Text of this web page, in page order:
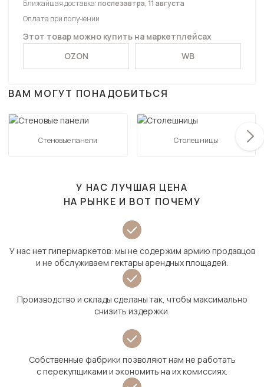
Ближайшая доставка:послезавтра, 11 августа
Оплата при получении
Этот товар можно купить на маркетплейсах
OZON
WB
ВАМ МОГУТ ПОНАДОБИТЬСЯ
Стеновые панели Столешницы
У НАС ЛУЧШАЯ ЦЕНА
НА РЫНКЕ И ВОТ ПОЧЕМУ
У нас нет гипермаркетов: мы не содержим армию продавцов
и не обслуживаем гектары арендных площадей.
Производство и склады сделаны так, чтобы максимально
снизить издержки.
Собственные фабрики позволяют нам не работать
с перекупщиками и экономить на их комиссиях.